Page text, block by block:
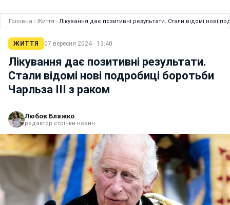
Головна › Життя › Лікування дає позитивні результати. Стали відомі нові
ЖИТТЯ 07 вересня 2024 · 13:40
Лікування дає позитивні результати.
Стали відомі нові подробиці боротьби
Чарльза III з раком
Любов Блажко
редактор стрічки новин